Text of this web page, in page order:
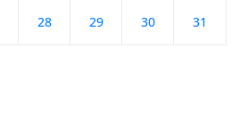
28 29 30 31